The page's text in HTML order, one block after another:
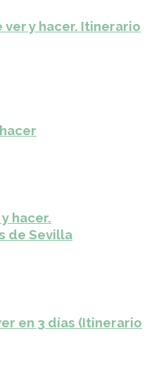
ver y hacer. Itinerario
hacer.
de Sevilla
en 3 días (Itinerario